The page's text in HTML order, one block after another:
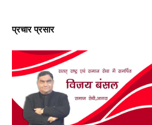
प्रचार प्रसार